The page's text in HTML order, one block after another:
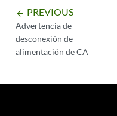
arrow_backward PREVIOUS
Advertencia de
desconexión de
alimentación de CA